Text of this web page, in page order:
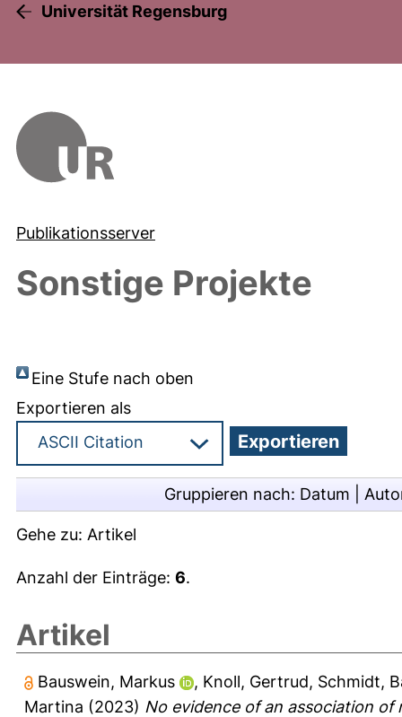
Universität Regensburg
Publikationsserver
Sonstige Projekte
Eine Stufe nach oben
Exportieren als
Gruppieren nach: Datum
Gehe zu: Artikel
Anzahl der Einträge: 6.
Artikel
Bauswein, Markus , Knoll, Gertrud, Schmidt,
Martina (2023) No evidence of an association of